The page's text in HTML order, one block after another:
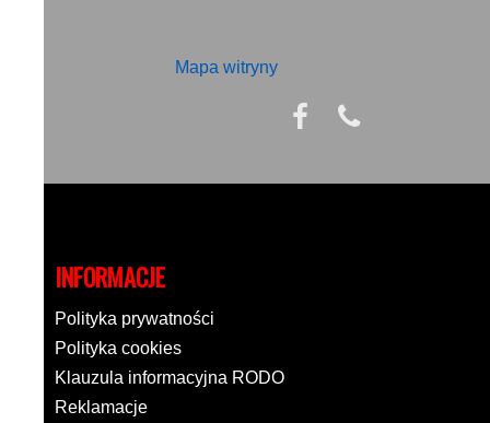
Mapa witryny
INFORMACJE
Polityka prywatności
Polityka cookies
Klauzula informacyjna RODO
Reklamacje